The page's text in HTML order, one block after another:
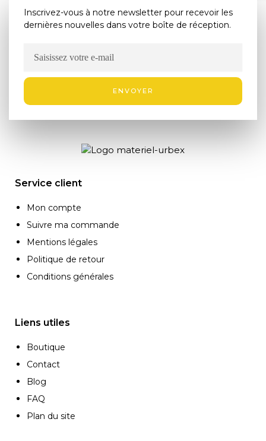
Inscrivez-vous à notre newsletter pour recevoir les
dernières nouvelles dans votre boîte de réception.
ENVOYER
Service client
Mon compte
Suivre ma commande
Mentions légales
Politique de retour
Conditions générales
Liens utiles
Boutique
Contact
Blog
FAQ
Plan du site